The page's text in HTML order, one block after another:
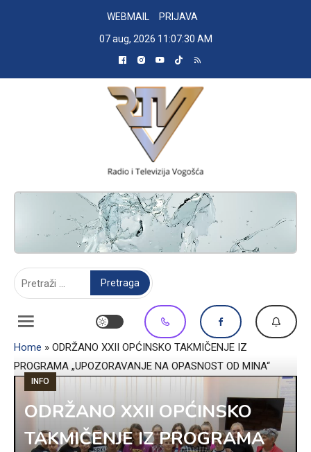
WEBMAIL
PRIJAVA
07 aug, 2026 11:07:31 AM
RADIO TELEVIZIJA VOGOŠĆA
Home » ODRŽANO XXII OPĆINSKO TAKMIČENJE IZ
PROGRAMA „UPOZORAVANJE NA OPASNOST OD MINA“
INFO
ODRŽANO XXII OPĆINSKO
TAKMIČENJE IZ PROGRAMA